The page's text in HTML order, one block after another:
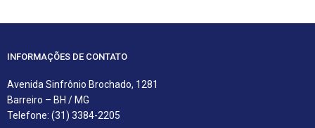
INFORMAÇÕES DE CONTATO
Avenida Sinfrônio Brochado, 1281
Barreiro – BH / MG
Telefone: (31) 3384-2205